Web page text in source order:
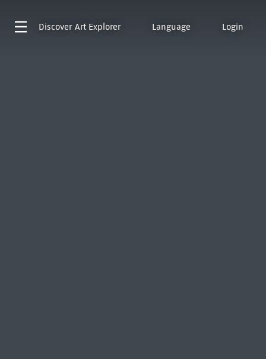
Discover Art Explorer Language Login